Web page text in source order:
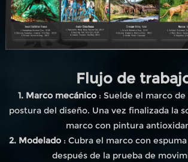
Flujo de
1. Marco mecánico : Suelde el marco
postura del diseño. Una vez finalizada la
marco con pintura
2. Modelado : Cubra el marco con
después de la prueba de